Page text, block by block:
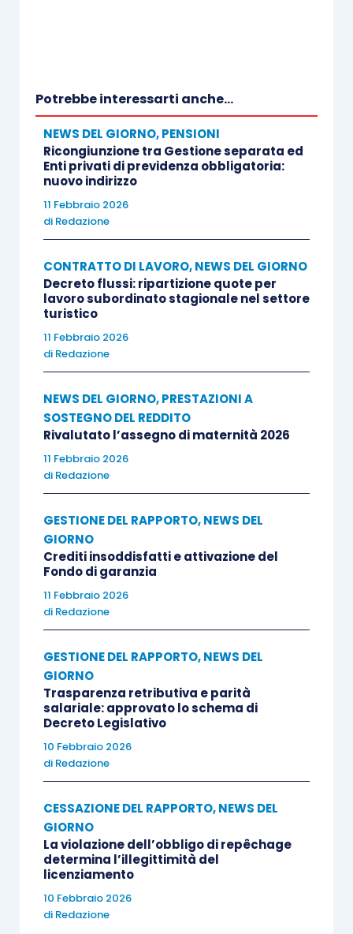
Potrebbe interessarti anche...
NEWS DEL GIORNO,PENSIONI
Ricongiunzione tra Gestione separata ed
Enti privati di previdenza obbligatoria:
nuovo indirizzo
11 Febbraio 2026
di Redazione
CONTRATTO DI LAVORO,NEWS DEL GIORNO
Decreto flussi: ripartizione quote per
lavoro subordinato stagionale nel settore
turistico
11 Febbraio 2026
di Redazione
NEWS DEL GIORNO,PRESTAZIONI A
SOSTEGNO DEL REDDITO
Rivalutato l’assegno di maternità 2026
11 Febbraio 2026
di Redazione
GESTIONE DEL RAPPORTO,NEWS DEL
GIORNO
Crediti insoddisfatti e attivazione del
Fondo di garanzia
11 Febbraio 2026
di Redazione
GESTIONE DEL RAPPORTO,NEWS DEL
GIORNO
Trasparenza retributiva e parità
salariale: approvato lo schema di
Decreto Legislativo
10 Febbraio 2026
di Redazione
CESSAZIONE DEL RAPPORTO,NEWS DEL
GIORNO
La violazione dell’obbligo di repêchage
determina l’illegittimità del
licenziamento
10 Febbraio 2026
di Redazione